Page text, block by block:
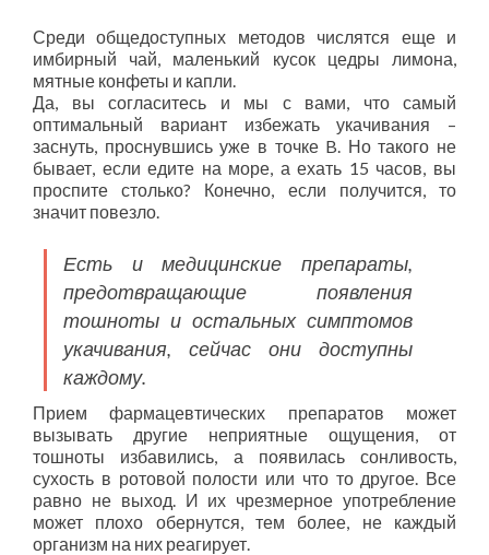
Среди общедоступных методов числятся еще и
имбирный чай, маленький кусок цедры лимона,
мятные конфеты и капли.
Да, вы согласитесь и мы с вами, что самый
оптимальный вариант избежать укачивания –
заснуть, проснувшись уже в точке B. Но такого не
бывает, если едите на море, а ехать 15 часов, вы
проспите столько? Конечно, если получится, то
значит повезло.
Есть и медицинские препараты,
предотвращающие появления
тошноты и остальных симптомов
укачивания, сейчас они доступны
каждому.
Прием фармацевтических препаратов может
вызывать другие неприятные ощущения, от
тошноты избавились, а появилась сонливость,
сухость в ротовой полости или что то другое. Все
равно не выход. И их чрезмерное употребление
может плохо обернутся, тем более, не каждый
организм на них реагирует.